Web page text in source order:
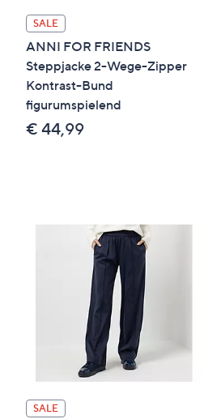
SALE
ANNI FOR FRIENDS
Steppjacke 2-Wege-Zipper
Kontrast-Bund
figurumspielend
€ 44,99
SALE